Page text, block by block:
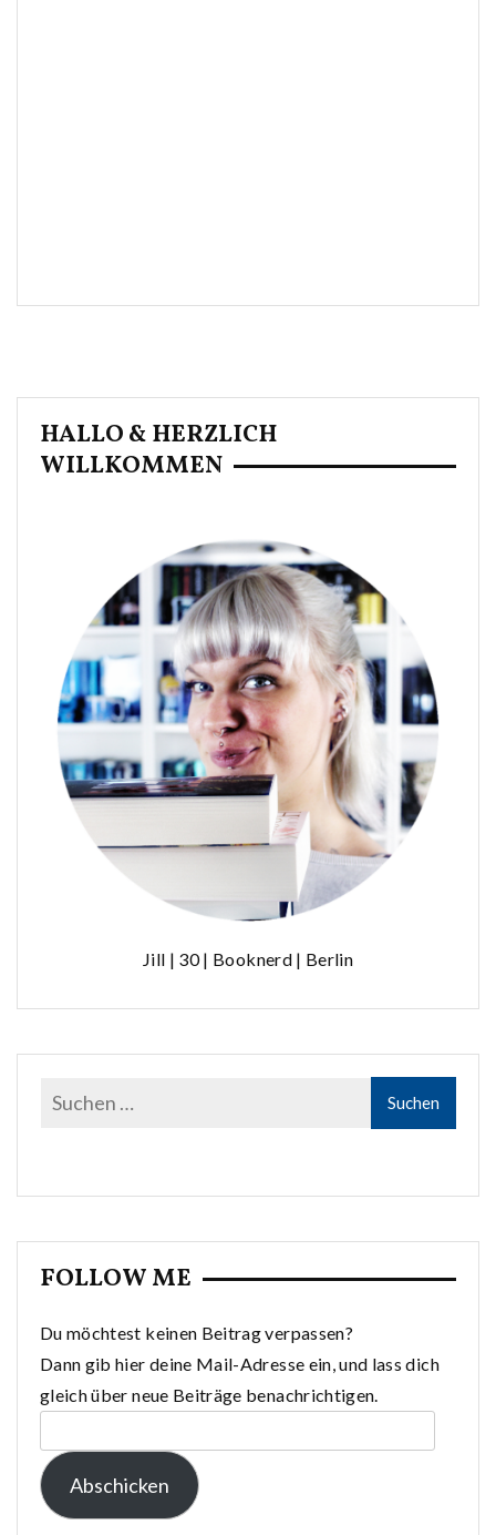
HALLO & HERZLICH
WILLKOMMEN
Jill | 30 | Booknerd | Berlin
FOLLOW ME
Du möchtest keinen Beitrag verpassen?
Dann gib hier deine Mail-Adresse ein, und lass dich
gleich über neue Beiträge benachrichtigen.
Mail-
Adresse:
Abschicken